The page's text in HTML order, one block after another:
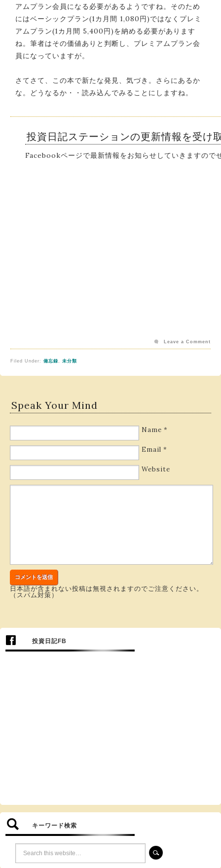
アムプラン会員になる必要があるようですね。そのため
にはベーシックプラン(1カ月間 1,080円)ではなくプレミ
アムプラン(1カ月間 5,400円)を納める必要があります
ね。筆者はその価値ありと判断し、プレミアムプラン会
員になっていますが。
さてさて、この本で新たな発見、気づき。さらにあるか
な。どうなるか・・読み込んでみることにしますね。
投資日記ステーションの更新情報を受け
Facebookページで最新情報をお知らせしていきますので
Filed Under: 備忘録 , 未分類
Leave a Comment
Speak Your Mind
Name *
Email *
Website
日本語が含まれない投稿は無視されますのでご注意ください。
（スパム対策）
投資日記FB
キーワード検索